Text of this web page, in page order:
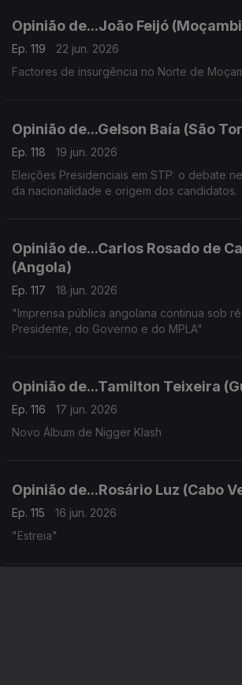
Opinião de...João Feijó
Ep. 119
22 jun. 2026
Factores de insurgência no Norte de
Opinião de...Gelson Baía (São
Ep. 118
19 jun. 2026
Eleições Presidenciais em STP: o debate
da nacionalidade e origem dos candidatos.
Opinião de...Carlos Rosado de
(Angola)
Ep. 117
18 jun. 2026
"Imprensa pública angolana continua sob
Presidente, do Governo e do MPLA"
Opinião de...Tamilton Teixeira
Ep. 116
17 jun. 2026
Novo Álbum de Nigger Klash
Opinião de...Rosário Luz (Cabo
Ep. 115
16 jun. 2026
"Estreia"